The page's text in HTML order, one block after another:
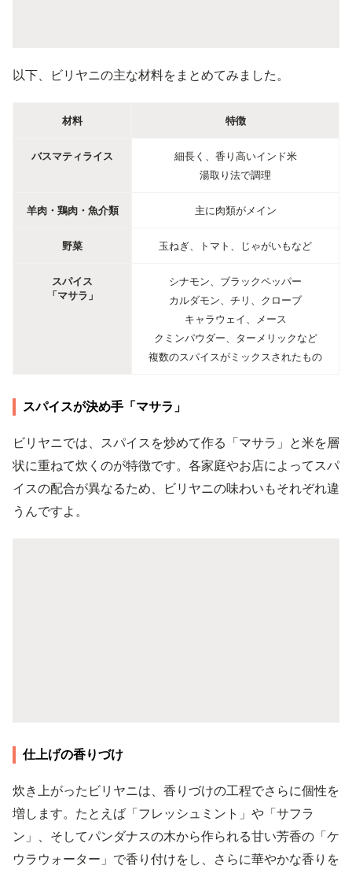
以下、ビリヤニの主な材料をまとめてみました。
材料 特徴
バスマティライス
細長く、香り高いインド米
湯取り法で調理
羊肉・鶏肉・魚介類 主に肉類がメイン
野菜 玉ねぎ、トマト、じゃがいもなど
スパイス
「マサラ」
シナモン、ブラックペッパー
カルダモン、チリ、クローブ
キャラウェイ、メース
クミンパウダー、ターメリックなど
複数のスパイスがミックスされたもの
スパイスが決め手「マサラ」
ビリヤニでは、スパイスを炒めて作る「マサラ」と米を層
状に重ねて炊くのが特徴です。各家庭やお店によってスパ
イスの配合が異なるため、ビリヤニの味わいもそれぞれ違
うんですよ。
仕上げの香りづけ
炊き上がったビリヤニは、香りづけの工程でさらに個性を
増します。たとえば「フレッシュミント」や「サフラ
ン」、そしてパンダナスの木から作られる甘い芳香の「ケ
ウラウォーター」で香り付けをし、さらに華やかな香りを